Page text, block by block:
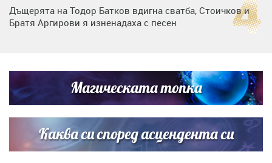
Дъщерята на Тодор Батков вдигна сватба, Стоичков и
Братя Аргирови я изненадаха с песен
Списъкът е ясен: Джей Ло и Риана във ВИП гостите на
сватбата на Роналдо
Магическата топка
Каква си според асцендента си